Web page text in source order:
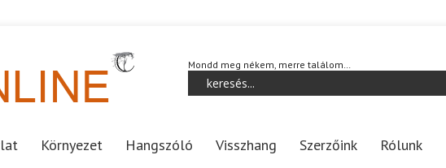
Mondd meg nékem, merre találom…
Környezet Hangszóló Visszhang Szerzőink Rólunk